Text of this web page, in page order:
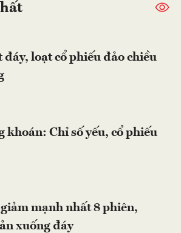
đáy, loạt cổ phiếu đảo chiều
khoán: Chỉ số yếu, cổ phiếu
mạnh nhất 8 phiên,
xuống đáy